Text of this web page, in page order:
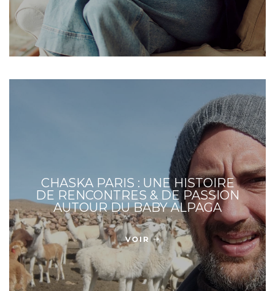
CHASKA PARIS : UNE HISTOIRE
DE RENCONTRES & DE PASSION
AUTOUR DU BABY ALPAGA
VOIR